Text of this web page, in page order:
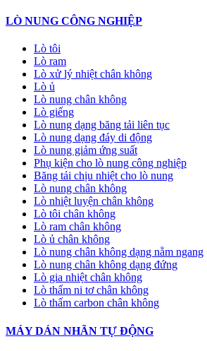
LÒ NUNG CÔNG NGHIỆP
Lò tôi
Lò ram
Lò xử lý nhiệt chân không
Lò ủ
Lò nung chân không
Lò giếng
Lò nung dạng băng tải liên tục
Lò nung dạng đáy di động
Lò nung giảm ứng suất
Phụ kiện cho lò nung công nghiệp
Băng tải chịu nhiệt cho lò nung
Lò nung chân không
Lò nhiệt luyện chân không
Lò tôi chân không
Lò ram chân không
Lò ủ chân không
Lò nung chân không dạng nằm ngang
Lò nung chân không dạng đứng
Lò gia nhiệt chân không
Lò thấm ni tơ chân không
Lò thấm carbon chân không
MÁY DÁN NHÃN TỰ ĐỘNG